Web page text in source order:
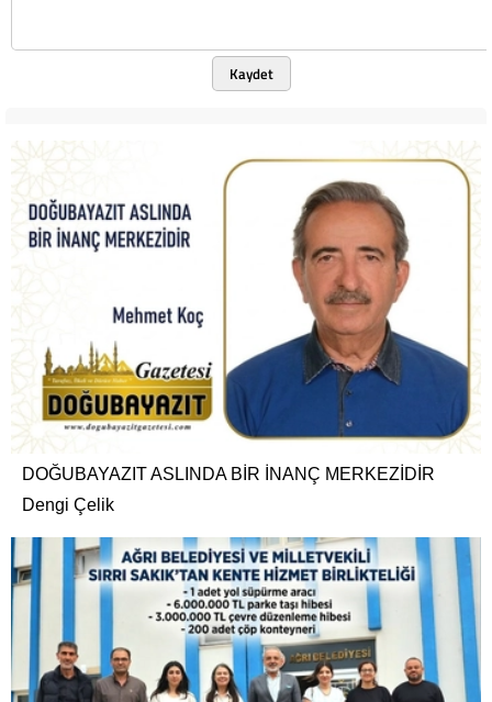
Kaydet
DOĞUBAYAZIT ASLINDA BİR İNANÇ MERKEZİDİR
Dengi Çelik